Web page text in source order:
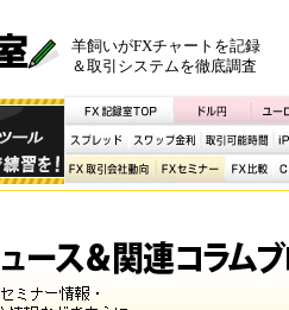
羊飼いがFXチャートを記録
＆取引システムを徹底調査